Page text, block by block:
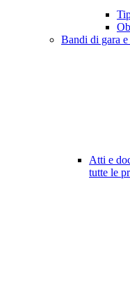
Bandi di gara
Atti e
tutte le